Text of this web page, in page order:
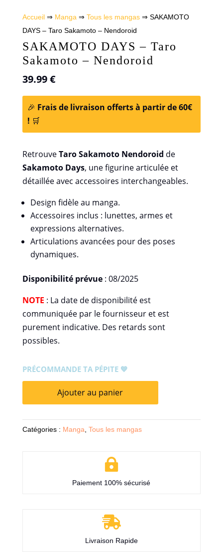
Accueil⇒ Manga ⇒ Tous les mangas⇒ SAKAMOTO
DAYS – Taro Sakamoto – Nendoroid
SAKAMOTO DAYS – Taro
Sakamoto – Nendoroid
39.99€
🎉 Frais de livraison offerts à partir de 60€
! 🛒
RetrouveTaro Sakamoto Nendoroid de
Sakamoto Days, une figurine articulée et
détaillée avec accessoires interchangeables.
Design fidèle au manga.
Accessoires inclus : lunettes, armes et
expressions alternatives.
Articulations avancées pour des poses
dynamiques.
Disponibilité prévue: 08/2025
NOTE : La date de disponibilité est
communiquée par le fournisseur et est
purement indicative. Des retards sont
possibles.
PRÉCOMMANDE TA PÉPITE 💙
Ajouter au panier
Catégories : Manga Tous les mangas

Paiement 100% sécurisé

Livraison Rapide